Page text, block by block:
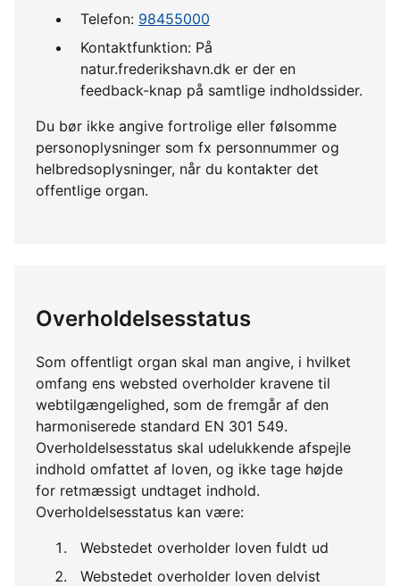
Telefon: 98455000
Kontaktfunktion: På
natur.frederikshavn.dk er der en
feedback-knap på samtlige indholdssider.
Du bør ikke angive fortrolige eller følsomme
personoplysninger som fx personnummer og
helbredsoplysninger, når du kontakter det
offentlige organ.
Overholdelsesstatus
Som offentligt organ skal man angive, i hvilket
omfang ens websted overholder kravene til
webtilgængelighed, som de fremgår af den
harmoniserede standard EN 301 549.
Overholdelsesstatus skal udelukkende afspejle
indhold omfattet af loven, og ikke tage højde
for retmæssigt undtaget indhold.
Overholdelsesstatus kan være:
Webstedet overholder loven fuldt ud
Webstedet overholder loven delvist